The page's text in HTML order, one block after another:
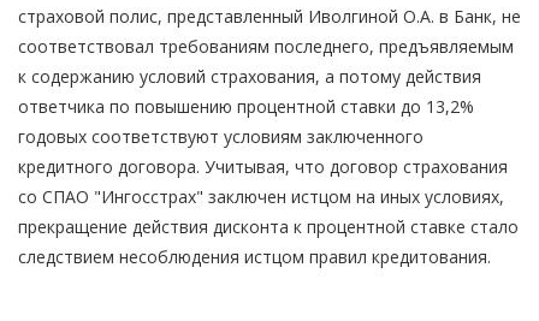
страховой полис, представленный Иволгиной О.А. в Банк, не
соответствовал требованиям последнего, предъявляемым
к содержанию условий страхования, а потому действия
ответчика по повышению процентной ставки до 13,2%
годовых соответствуют условиям заключенного
кредитного договора. Учитывая, что договор страхования
со СПАО "Ингосстрах" заключен истцом на иных условиях,
прекращение действия дисконта к процентной ставке стало
следствием несоблюдения истцом правил кредитования.